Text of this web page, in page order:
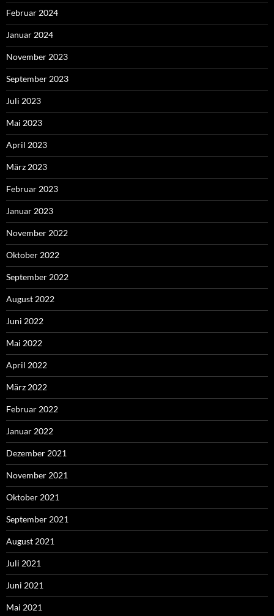
Februar 2024
Januar 2024
November 2023
September 2023
Juli 2023
Mai 2023
April 2023
März 2023
Februar 2023
Januar 2023
November 2022
Oktober 2022
September 2022
August 2022
Juni 2022
Mai 2022
April 2022
März 2022
Februar 2022
Januar 2022
Dezember 2021
November 2021
Oktober 2021
September 2021
August 2021
Juli 2021
Juni 2021
Mai 2021